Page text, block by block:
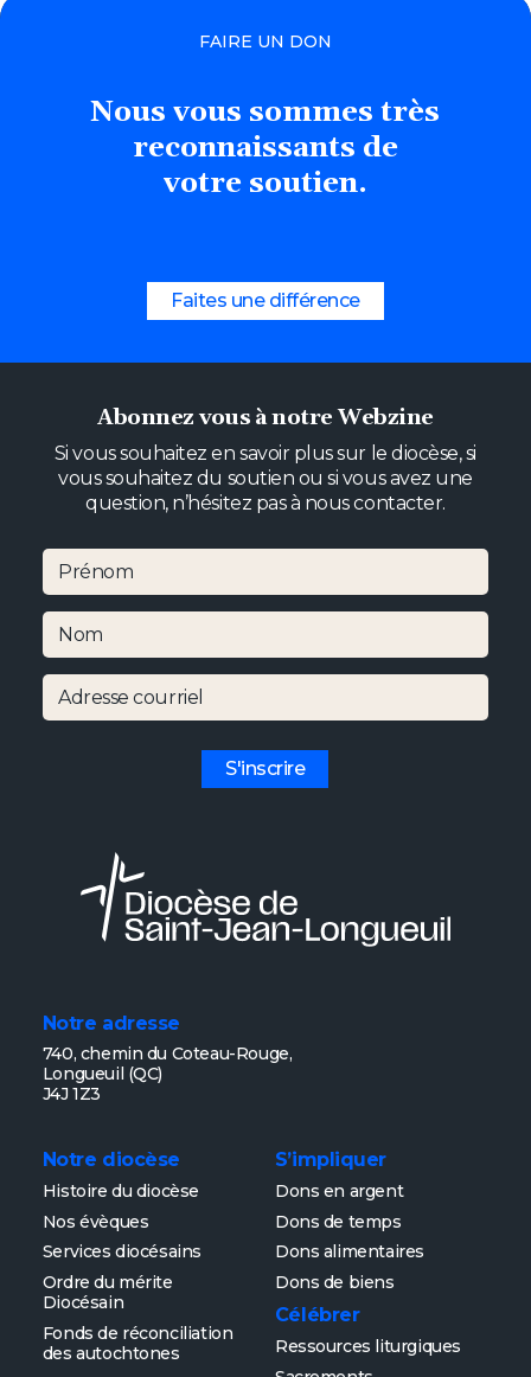
FAIRE UN DON
Nous vous sommes très
reconnaissants de
votre soutien.
Faites une différence
Notre adresse
740, chemin du Coteau-Rouge,
Longueuil (QC)
J4J 1Z3
Notre diocèse
Histoire du diocèse
Nos évèques
Services diocésains
Ordre du mérite
Diocésain
Fonds de réconciliation
des autochtones
S’impliquer
Dons en argent
Dons de temps
Dons alimentaires
Dons de biens
Célébrer
Ressources liturgiques
Abonnez vous à notre Webzine
Si vous souhaitez en savoir plus sur le diocèse, si
vous souhaitez du soutien ou si vous avez une
question, n’hésitez pas à nous contacter.
Prénom
Nom
Adresse courriel
S'inscrire